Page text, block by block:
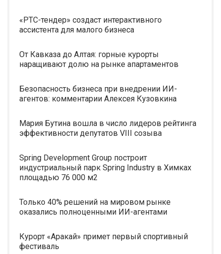
«РТС-тендер» создаст интерактивного
ассистента для малого бизнеса
От Кавказа до Алтая: горные курорты
наращивают долю на рынке апартаментов
Безопасность бизнеса при внедрении ИИ-
агентов: комментарии Алексея Кузовкина
Мария Бутина вошла в число лидеров рейтинга
эффективности депутатов VIII созыва
Spring Development Group построит
индустриальный парк Spring Industry в Химках
площадью 76 000 м2
Только 40% решений на мировом рынке
оказались полноценными ИИ-агентами
Курорт «Аракай» примет первый спортивный
фестиваль